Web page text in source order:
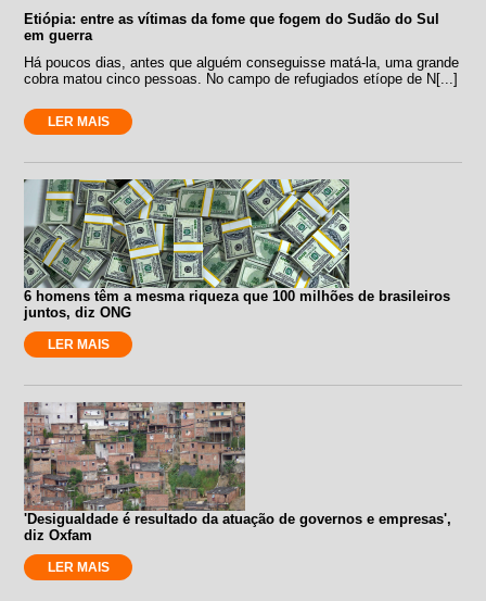
Etiópia: entre as vítimas da fome que fogem do Sudão do Sul
em guerra
Há poucos dias, antes que alguém conseguisse matá-la, uma grande
cobra matou cinco pessoas. No campo de refugiados etíope de N[...]
LER MAIS
6 homens têm a mesma riqueza que 100 milhões de brasileiros
juntos, diz ONG
LER MAIS
'Desigualdade é resultado da atuação de governos e empresas',
diz Oxfam
LER MAIS